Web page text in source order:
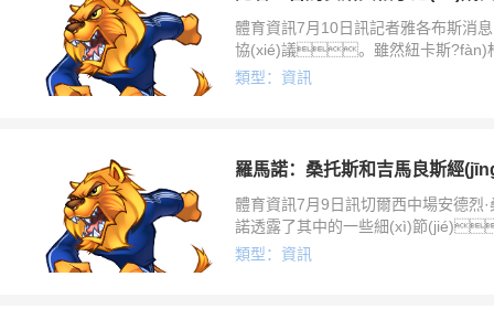
體育資訊7月10日訊記者雅各布斯消
協(xié)議。雖然紐卡斯?fàn)
有任何直接的談判，但預(yù)
類型：資訊
體育資訊7月9日訊切爾西中場安德
諾透露了其中的一些細(xì)節
·桑托斯和吉馬良斯有著同一批經
類型：資訊